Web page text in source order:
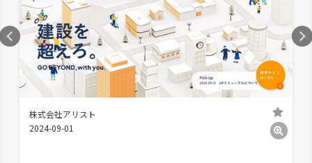
株式会社アリスト
2024-09-01